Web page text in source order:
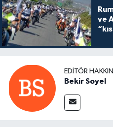
ve
EDITÖR
Bekir Soyel